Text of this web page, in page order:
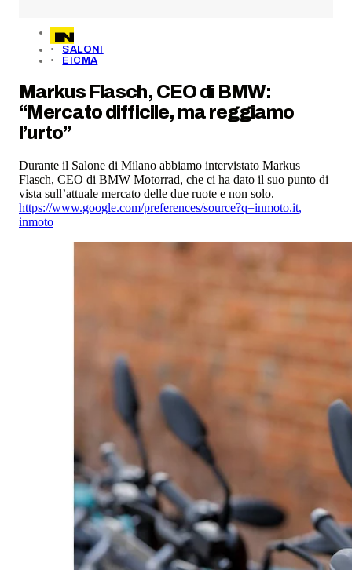
SALONI
EICMA
Markus Flasch, CEO di BMW:
“Mercato difficile, ma reggiamo
l’urto”
Durante il Salone di Milano abbiamo intervistato Markus
Flasch, CEO di BMW Motorrad, che ci ha dato il suo punto di
vista sull’attuale mercato delle due ruote e non solo.
https://www.google.com/preferences/source?q=inmoto.it,
inmoto